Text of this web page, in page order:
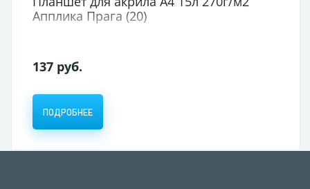
Апплика Прага (20)
137 руб.
ПОДРОБНЕЕ